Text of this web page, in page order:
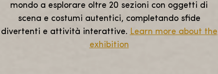
mondo a esplorare oltre 20 sezioni con oggetti di
scena e costumi autentici, completando sfide
divertenti e attività interattive. Learn more about the
exhibition